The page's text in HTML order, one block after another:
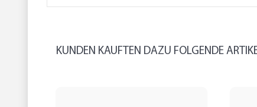
KUNDEN KAUFTEN DAZU FOLGENDE